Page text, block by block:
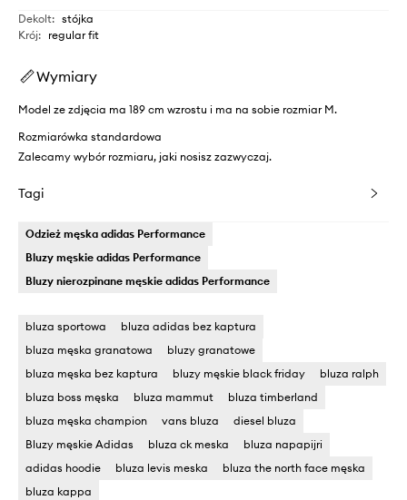
Dekolt: stójka
Krój: regular fit
Wymiary
Model ze zdjęcia ma 189 cm wzrostu i ma na sobie rozmiar M.
Rozmiarówka standardowa
Zalecamy wybór rozmiaru, jaki nosisz zazwyczaj.
Tagi
Odzież męska adidas Performance
Bluzy męskie adidas Performance
Bluzy nierozpinane męskie adidas Performance
bluza sportowa
bluza adidas bez kaptura
bluza męska granatowa
bluzy granatowe
bluza męska bez kaptura
bluzy męskie black friday
bluza ralph
bluza boss męska
bluza mammut
bluza timberland
bluza męska champion
vans bluza
diesel bluza
Bluzy męskie Adidas
bluza ck meska
bluza napapijri
adidas hoodie
bluza levis meska
bluza the north face męska
bluza kappa